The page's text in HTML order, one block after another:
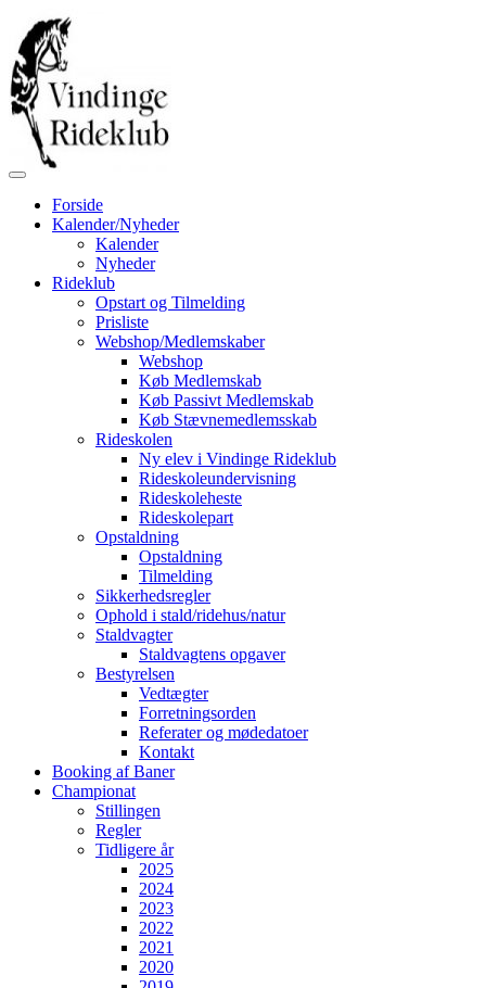
Forside
Kalender/Nyheder
Kalender
Nyheder
Rideklub
Opstart og Tilmelding
Prisliste
Webshop/Medlemskaber
Webshop
Køb Medlemskab
Køb Passivt Medlemskab
Køb Stævnemedlemsskab
Rideskolen
Ny elev i Vindinge Rideklub
Rideskoleundervisning
Rideskoleheste
Rideskolepart
Opstaldning
Opstaldning
Tilmelding
Sikkerhedsregler
Ophold i stald/ridehus/natur
Staldvagter
Staldvagtens opgaver
Bestyrelsen
Vedtægter
Forretningsorden
Referater og mødedatoer
Kontakt
Booking af Baner
Championat
Stillingen
Regler
Tidligere år
2025
2024
2023
2022
2021
2020